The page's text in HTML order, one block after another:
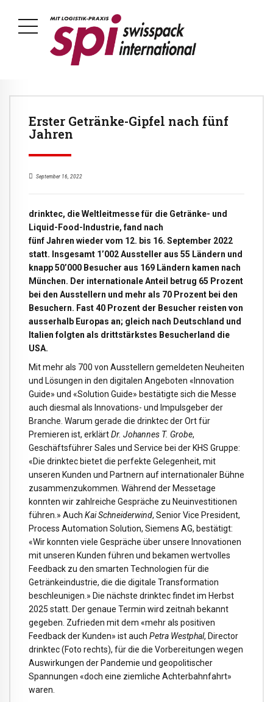
Erster Getränke-Gipfel nach fünf
Jahren
September 16, 2022
drinktec, die Weltleitmesse für die Getränke- und
Liquid-Food-Industrie, fand nach
fünf Jahren wieder vom 12. bis 16. September 2022
statt. Insgesamt 1’002 Aussteller aus 55 Ländern und
knapp 50’000 Besucher aus 169 Ländern kamen nach
München. Der internationale Anteil betrug 65 Prozent
bei den Ausstellern und mehr als 70 Prozent bei den
Besuchern. Fast 40 Prozent der Besucher reisten von
ausserhalb Europas an; gleich nach Deutschland und
Italien folgten als drittstärkstes Besucherland die
USA.
Mit mehr als 700 von Ausstellern gemeldeten Neuheiten
und Lösungen in den digitalen Angeboten «Innovation
Guide» und «Solution Guide» bestätigte sich die Messe
auch diesmal als Innovations- und Impulsgeber der
Branche. Warum gerade die drinktec der Ort für
Premieren ist, erklärtDr. Johannes T. Grobe,
Geschäftsführer Sales und Service bei der KHS Gruppe:
«Die drinktec bietet die perfekte Gelegenheit, mit
unseren Kunden und Partnern auf internationaler Bühne
zusammenzukommen. Während der Messetage
konnten wir zahlreiche Gespräche zu Neuinvestitionen
führen.» Auch Kai Schneiderwind, Senior Vice President,
Process Automation Solution, Siemens AG, bestätigt:
«Wir konnten viele Gespräche über unsere Innovationen
mit unseren Kunden führen und bekamen wertvolles
Feedback zu den smarten Technologien für die
Getränkeindustrie, die die digitale Transformation
beschleunigen.» Die nächste drinktec findet im Herbst
2025 statt. Der genaue Termin wird zeitnah bekannt
gegeben. Zufrieden mit dem «mehr als positiven
Feedback der Kunden» ist auch Petra Westphal, Director
drinktec (Foto rechts), für die die Vorbereitungen wegen
Auswirkungen der Pandemie und geopolitischer
Spannungen «doch eine ziemliche Achterbahnfahrt»
waren.